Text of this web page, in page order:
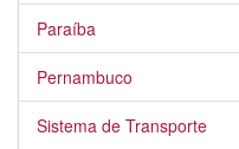
Paraíba
Pernambuco
Sistema de Transporte